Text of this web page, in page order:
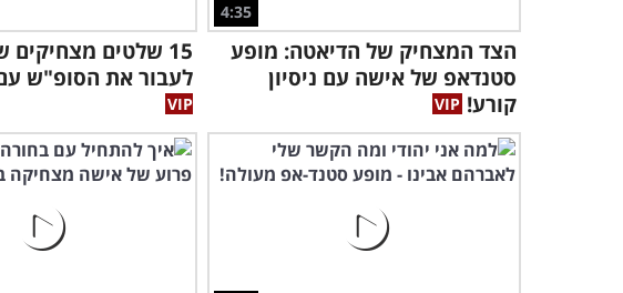
4:35
הצד המצחיק של הדיאטה: מופע
סטנדאפ של אישה עם ניסיון
קורע!
15 שלטים מצחיקים
לעבור את הסופ"ש עם